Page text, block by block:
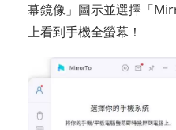
幕鏡像」圖示並選擇「
上看到手機全螢幕！